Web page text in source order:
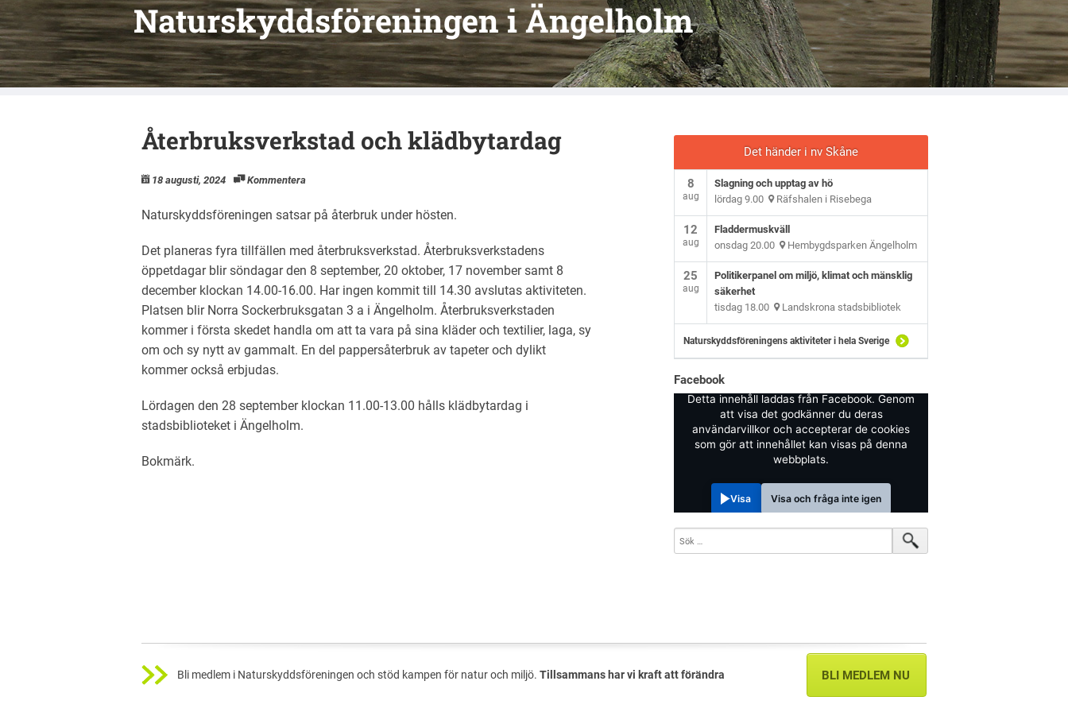
Naturskyddsföreningen i Ängelholm
Återbruksverkstad och klädbytardag
18 augusti, 2024 Kommentera
Naturskyddsföreningen satsar på återbruk under hösten.
Det planeras fyra tillfällen med återbruksverkstad. Återbruksverkstadens
öppetdagar blir söndagar den 8 september, 20 oktober, 17 november samt 8
december klockan 14.00-16.00. Har ingen kommit till 14.30 avslutas aktiviteten.
Platsen blir Norra Sockerbruksgatan 3 a i Ängelholm. Återbruksverkstaden
kommer i första skedet handla om att ta vara på sina kläder och textilier, laga, sy
om och sy nytt av gammalt. En del pappersåterbruk av tapeter och dylikt
kommer också erbjudas.
Lördagen den 28 september klockan 11.00-13.00 hålls klädbytardag i
stadsbiblioteket i Ängelholm.
Bokmärk.
Det händer i nv Skåne
8
aug
Slagning och upptag av hö
lördag 9.00 Räfshalen i Risebega
12
aug
Fladdermuskväll
onsdag 20.00 Hembygdsparken Ängelholm
25
aug
Politikerpanel om miljö, klimat och mänsklig
säkerhet
tisdag 18.00 Landskrona stadsbibliotek
Naturskyddsföreningens aktiviteter i hela Sverige
Facebook
Detta innehåll laddas från Facebook. Genom
att visa det godkänner du deras
användarvillkor och accepterar de cookies
som gör att innehållet kan visas på denna
webbplats.
Visa Visa och fråga inte igen
Bli medlem i Naturskyddsföreningen och stöd kampen för natur och miljö. Tillsammans har vi kraft att förändra BLI MEDLEM NU